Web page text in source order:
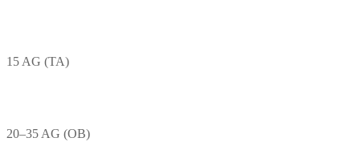
15 AG (TA)
20–35 AG (OB)